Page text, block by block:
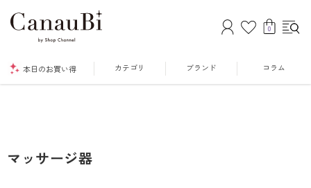
0
本日のお買い得 カテゴリ ブランド コラム
マッサージ器